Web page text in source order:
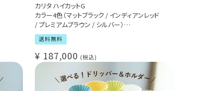
カリタ ハイカットG
カラー4色（マットブラック / インディアンレッド
/ プレミアムブラウン / シルバー）
業務用グラインダー
挽き目17段階 / 高性能ミル / 受注発注
コーヒー豆50ｇおまけ付き
送料無料
¥ 187,000 税込